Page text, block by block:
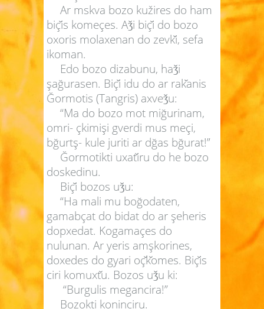
Ar mskva bozo kužires do ham
biçis komeçes. Aǯi biçi do bozo
oxoris molaxenan do zevki, sefa
ikoman.
Edo bozo dizabunu, haǯi
şağurasen. Biçi idu do ar rakanis
Ğormotis (Tangris) axveǯu:
“Ma do bozo mot miğurinam,
omri- çkimişi gverdi mus meçi,
bğurtş- kule juriti ar dğas bğurat!”
Ğormotikti uxatiru do he bozo
doskedinu.
Biçi bozos uǯu:
“Ha mali mu boğodaten,
gamabçat do bidat do ar şeheris
dopxedat. Kogamaçes do
nulunan. Ar yeris amşkorines,
doxedes do gyari oçkomes. Biçis
ciri komuxtu. Bozos uǯu ki:
“Burgulis megancira!”
Bozokti koninciru.